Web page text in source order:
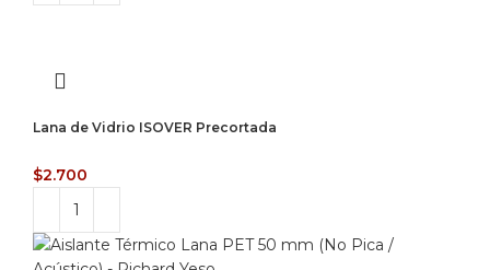
Lana de Vidrio ISOVER Precortada
$2.700